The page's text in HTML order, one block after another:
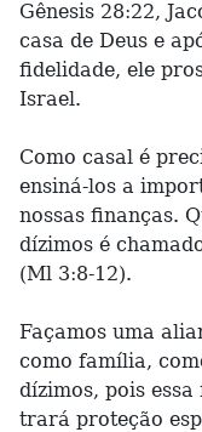
Gênesis 28:22,
casa de Deus e
fidelidade, ele
Israel.
Como casal é
ensiná-los a
nossas finanças.
dízimos é
(Ml 3:8-12).
Façamos uma
como família,
dízimos, pois
trará proteção